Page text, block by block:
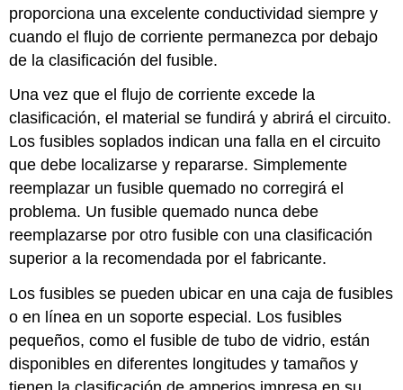
proporciona una excelente conductividad siempre y
cuando el flujo de corriente permanezca por debajo
de la clasificación del fusible.
Una vez que el flujo de corriente excede la
clasificación, el material se fundirá y abrirá el circuito.
Los fusibles soplados indican una falla en el circuito
que debe localizarse y repararse. Simplemente
reemplazar un fusible quemado no corregirá el
problema. Un fusible quemado nunca debe
reemplazarse por otro fusible con una clasificación
superior a la recomendada por el fabricante.
Los fusibles se pueden ubicar en una caja de fusibles
o en línea en un soporte especial. Los fusibles
pequeños, como el fusible de tubo de vidrio, están
disponibles en diferentes longitudes y tamaños y